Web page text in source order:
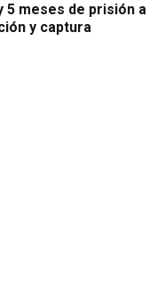
5 meses de prisión a
y captura